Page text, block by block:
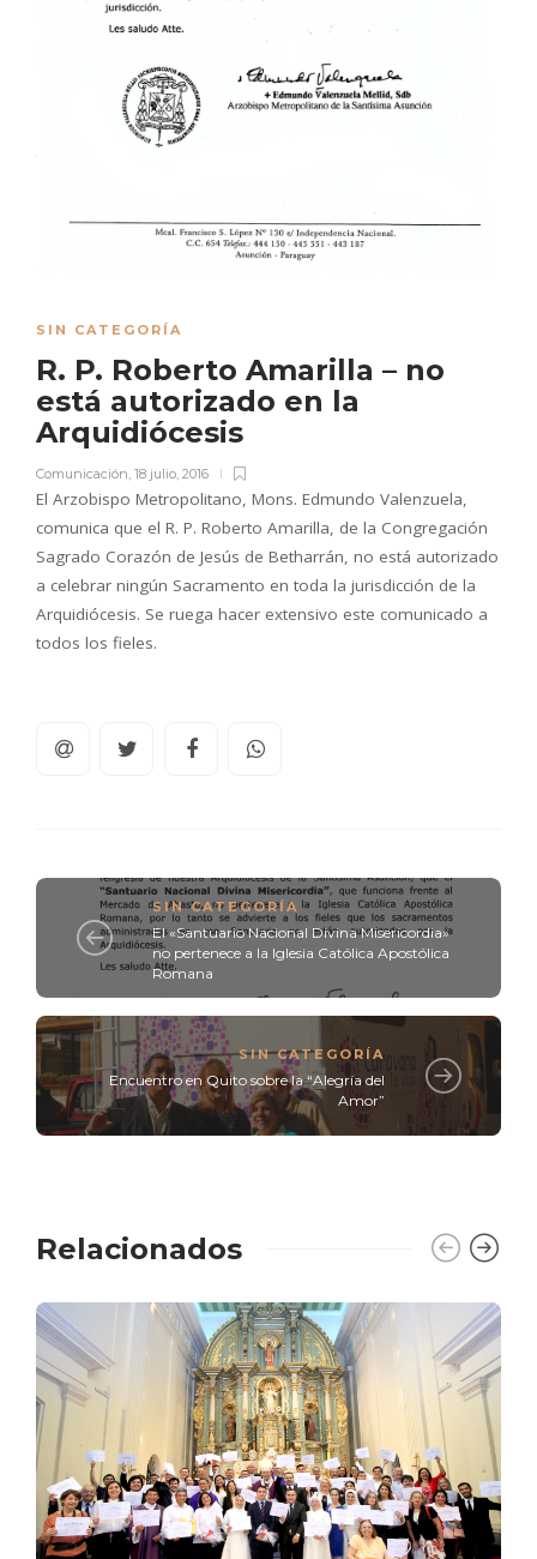
SIN CATEGORÍA
R. P. Roberto Amarilla – no
está autorizado en la
Arquidiócesis
Comunicación 18 julio, 2016
El Arzobispo Metropolitano, Mons. Edmundo Valenzuela,
comunica que el R. P. Roberto Amarilla, de la Congregación
Sagrado Corazón de Jesús de Betharrán, no está autorizado
a celebrar ningún Sacramento en toda la jurisdicción de la
Arquidiócesis. Se ruega hacer extensivo este comunicado a
todos los fieles.
SIN CATEGORÍA
El «Santuario Nacional Divina Misericordia»
no pertenece a la Iglesia Católica Apostólica
Romana
SIN CATEGORÍA
Encuentro en Quito sobre la “Alegría del
Amor”
Relacionados